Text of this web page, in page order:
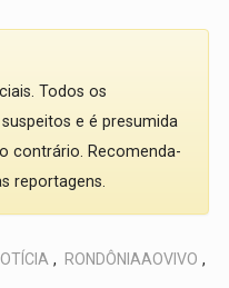
Todos os
e é presumida
contrário. Recomenda-
reportagens.
, RONDÔNIAAOVIVO ,